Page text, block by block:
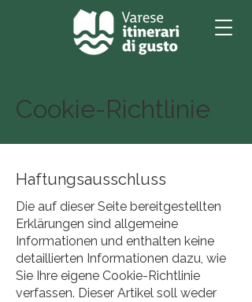
Cookie-Richtlinie
Haftungsausschluss
Die auf dieser Seite bereitgestellten
Erklärungen sind allgemeine
Informationen und enthalten keine
detaillierten Informationen dazu, wie
Sie Ihre eigene Cookie-Richtlinie
verfassen. Dieser Artikel soll weder